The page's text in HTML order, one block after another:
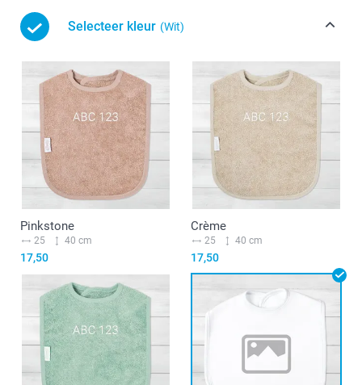
Selecteer kleur (Wit)
Pinkstone
25 40 cm
17,50
Crème
25 40 cm
17,50